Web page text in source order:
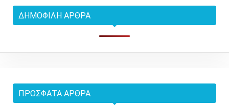
ΔΗΜΟΦΙΛΉ ΆΡΘΡΑ
ΠΡΌΣΦΑΤΑ ΆΡΘΡΑ